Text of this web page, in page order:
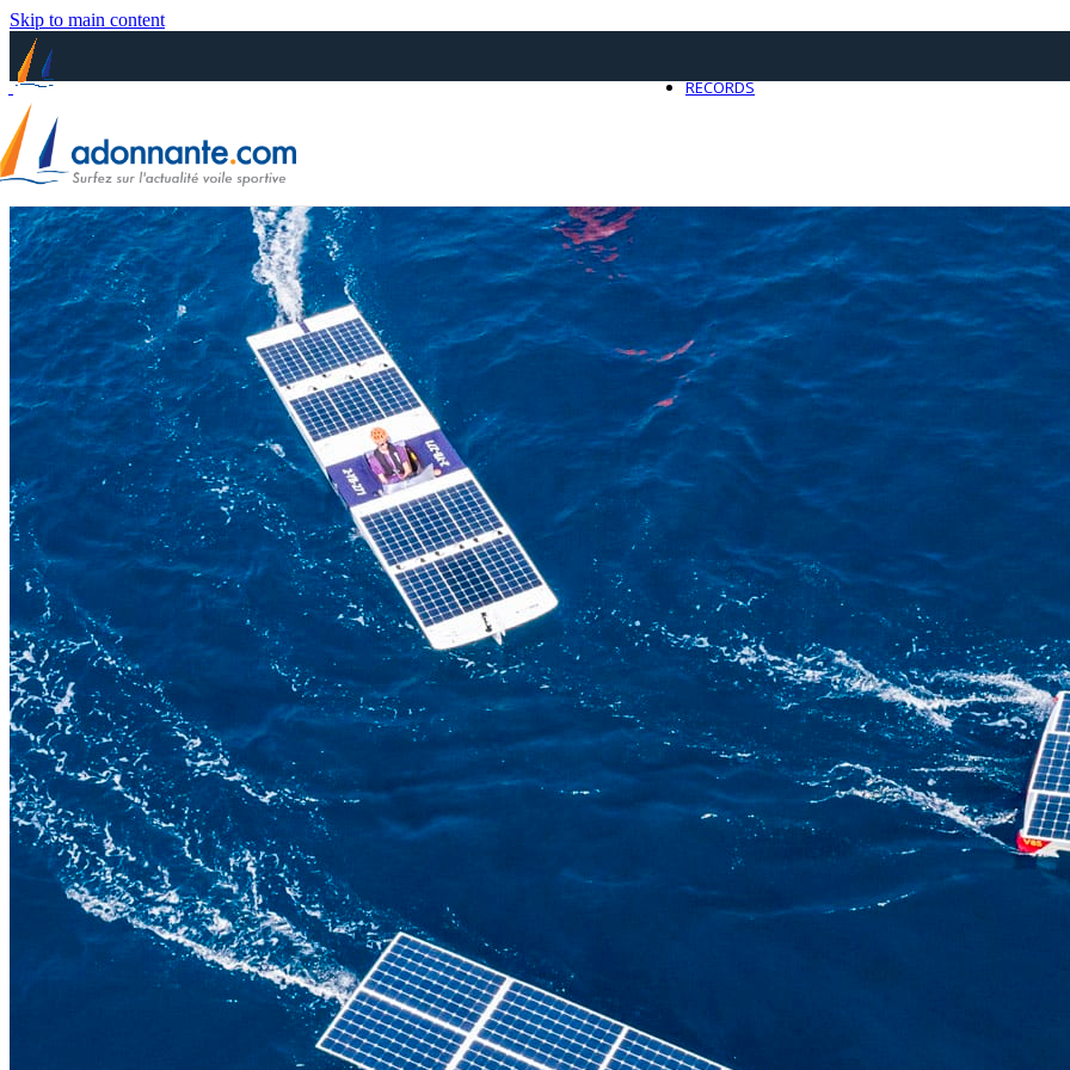
Skip to main content
0
RECORDS
05Mai
Classe Ultim 32/23,Records ,Trophée Jules Verne
Un nouveau Maxi Edmond de
Source
8 mai 2025